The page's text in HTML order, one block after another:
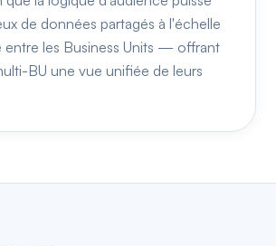
de données partagés à l'échelle
entre les Business Units — offrant
BU une vue unifiée de leurs